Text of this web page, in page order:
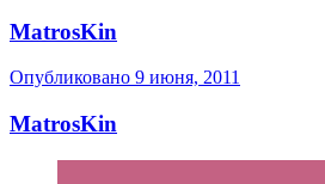
MatrosKin
Опубликовано 9 июня, 2011
MatrosKin